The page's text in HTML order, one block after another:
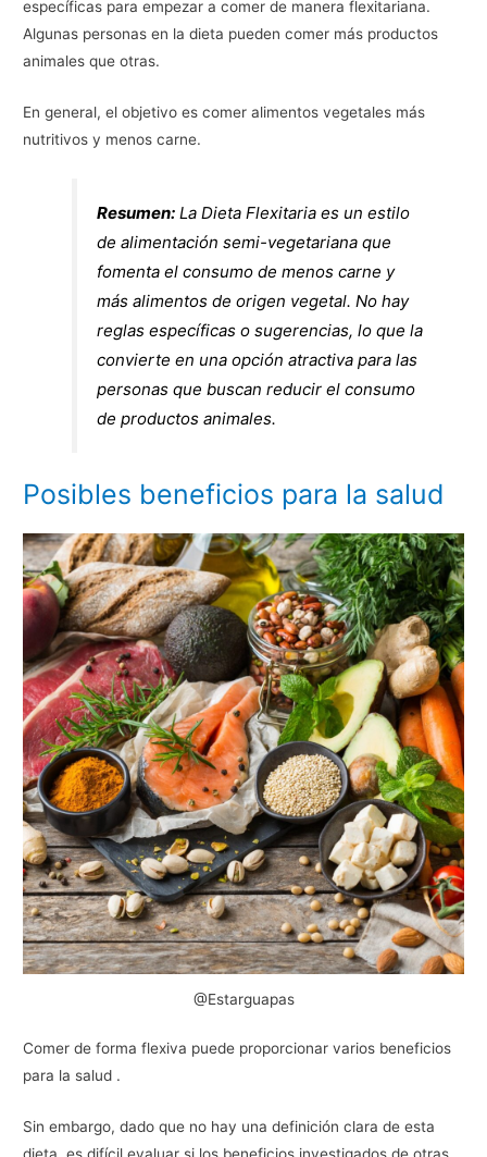
específicas para empezar a comer de manera flexitariana.
Algunas personas en la dieta pueden comer más productos
animales que otras.
En general, el objetivo es comer alimentos vegetales más
nutritivos y menos carne.
Resumen: La Dieta Flexitaria es un estilo
de alimentación semi-vegetariana que
fomenta el consumo de menos carne y
más alimentos de origen vegetal. No hay
reglas específicas o sugerencias, lo que la
convierte en una opción atractiva para las
personas que buscan reducir el consumo
de productos animales.
Posibles beneficios para la salud
@Estarguapas
Comer de forma flexiva puede proporcionar varios beneficios
para la salud .
Sin embargo, dado que no hay una definición clara de esta